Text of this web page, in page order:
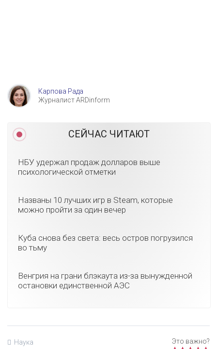
Карпова Рада
Журналист ARDinform
СЕЙЧАС ЧИТАЮТ
НБУ удержал продаж долларов выше
психологической отметки
Названы 10 лучших игр в Steam, которые
можно пройти за один вечер
Куба снова без света: весь остров погрузился
во тьму
Венгрия на грани блэкаута из-за вынужденной
остановки единственной АЭС
Наука